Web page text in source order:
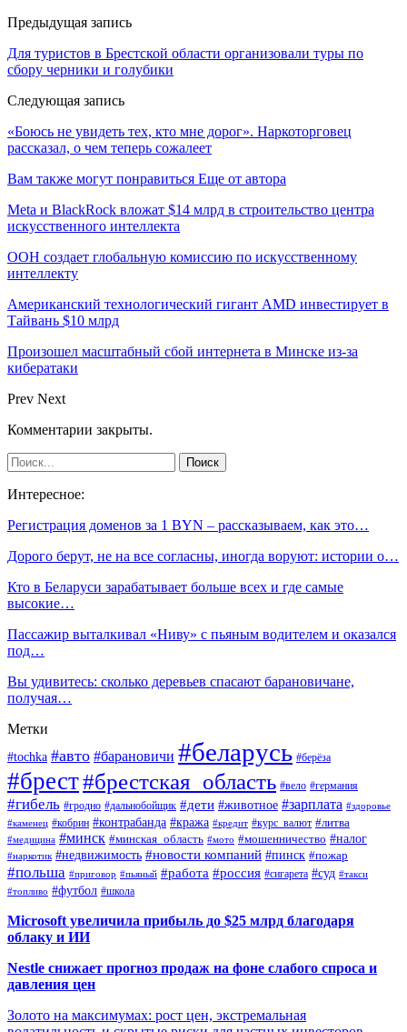
Предыдущая запись
Для туристов в Брестской области организовали туры по
сбору черники и голубики
Следующая запись
«Боюсь не увидеть тех, кто мне дорог». Наркоторговец
рассказал, о чем теперь сожалеет
Вам также могут понравиться Еще от автора
Meta и BlackRock вложат $14 млрд в строительство центра
искусственного интеллекта
ООН создает глобальную комиссию по искусственному
интеллекту
Американский технологический гигант AMD инвестирует в
Тайвань $10 млрд
Произошел масштабный сбой интернета в Минске из-за
кибератаки
Prev Next
Комментарии закрыты.
Интересное:
Регистрация доменов за 1 BYN – рассказываем, как это…
Дорого берут, не на все согласны, иногда воруют: истории о…
Кто в Беларуси зарабатывает больше всех и где самые
высокие…
Пассажир выталкивал «Ниву» с пьяным водителем и оказался
под…
Вы удивитесь: сколько деревьев спасают барановичане,
получая…
Метки
#tochka #авто #барановичи #беларусь #берёза
#брест#брестская_область #вело #германия
#гибель #гродно #дальнобойщик #дети #животное #зарплата #здоровье
#каменец #кобрин #контрабанда #кража #кредит #курс_валют #литва
#медицина #минск #минская_область #мото #мошенничество #налог
#наркотик #недвижимость #новости компаний #пинск #пожар
#польша #приговор #пьяный #работа #россия #сигарета #суд #такси
#топливо #футбол #школа
Microsoft увеличила прибыль до $25 млрд благодаря
облаку и ИИ
Nestle снижает прогноз продаж на фоне слабого спроса и
давления цен
Золото на максимумах: рост цен, экстремальная